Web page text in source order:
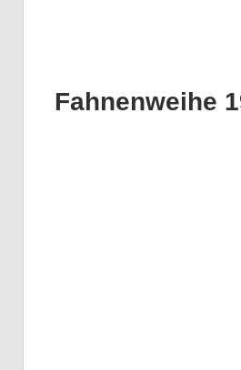
Fahnenweihe